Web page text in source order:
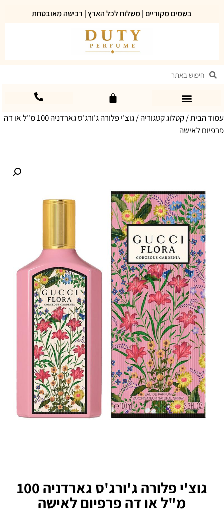
בשמים מקוריים | משלוח לכל הארץ | רכישה מאובטחת
עמוד הבית/קטלוג קטגוריה
/ גוצ'י פלורה ג'ורג'ס גארדניה 100 מ"ל או דה
פרפיום לאישה
גוצ'י פלורה ג'ורג'ס גארדניה 100
מ"ל או דה פרפיום לאישה